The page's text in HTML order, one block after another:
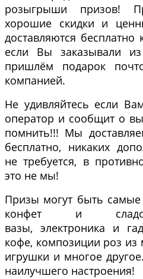
розыгрыши призов!
хорошие скидки и
доставляются
если Вы заказывали
пришлём подарок
компанией.
Не удивляйтесь если
оператор и сообщит о
помнить!!! Мы
бесплатно, никаких
не требуется, в
это не мы!
Призы могут быть
конфет и
вазы, электроника и
кофе, композиции роз
игрушки и многое
наилучшего настроения!